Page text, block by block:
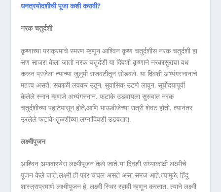
धनत्रयोदशीची पूजा कशी करावी?
नरक चतुर्दशी
कृष्णाच्या पराक्रमाचे स्मरण म्हणून आश्विन कृष्ण चतुर्दशीस नरक चतुर्दशी हा
सण साजरा केला जातो नरक चतुर्दशी या दिवशी कृष्णाने नरकासुराचा वध
करून प्रजेला त्याच्या जुलुमी राजवटीतून सोडवले. या दिवशी अभ्यंगस्नानाचे
महत्त्व असते. सकाळी लवकर उठून, सुवासिक उटणे लावून, सूर्योदयापूर्वी
केलेले स्नान म्हणजे अभ्यंगस्नान. फटाके उडवायला सुरुवात नरक
चतुर्दशीच्या पहाटेपासून होते,आणि भाऊबीजेच्या रात्री शेवट होतो. त्यानंतर
उरलेले फटाके तुळशीच्या लग्नादिवशी उडवतात.
लक्ष्मीपूजन
आश्विन अमावास्येस लक्ष्मीपूजन केले जाते.या दिवशी संध्याकाळी लक्ष्मीचे
पूजन केले जाते.लक्ष्मी ही फार चंचल असते असा समज आहे.त्यामुळे, हिंदू
शास्त्राप्रमाणे लक्ष्मीपूजन हे, लक्ष्मी स्थिर रहावी म्हणून करतात. त्याने लक्ष्मी